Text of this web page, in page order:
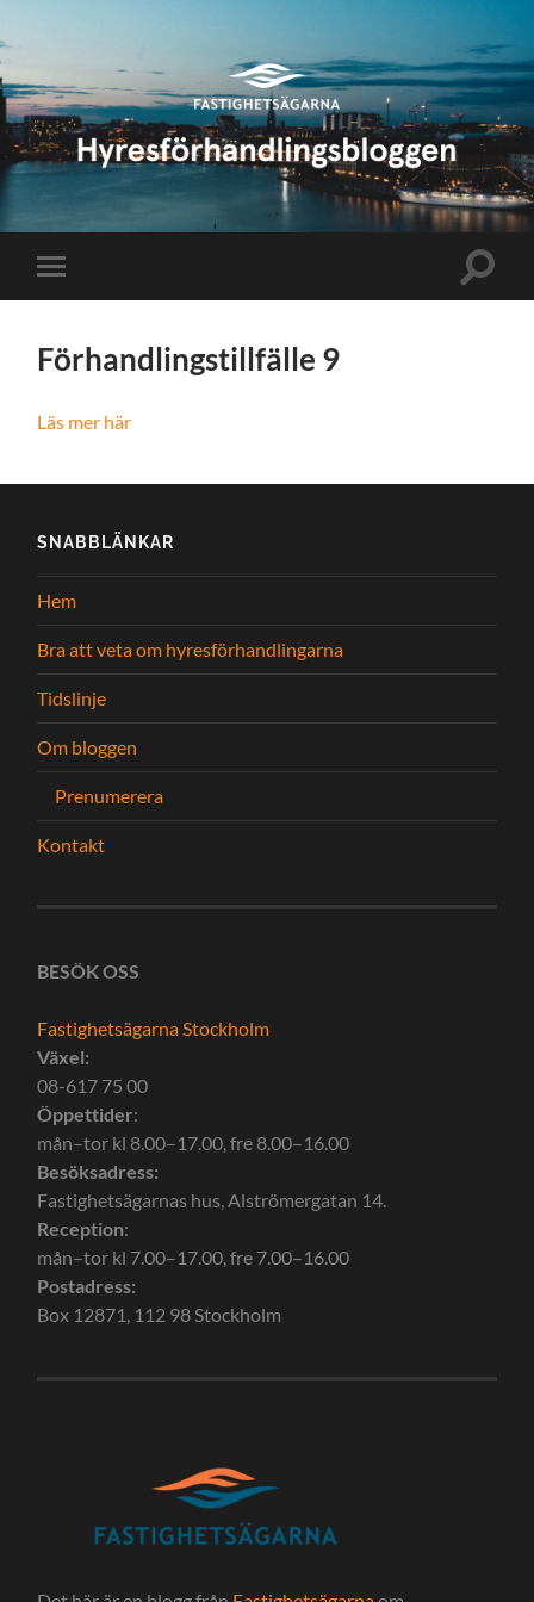
Hyresförhandlingsbloggen
Slå
på/av
Slå
Förhandlingstillfälle 9
Läs mer här
SNABBLÄNKAR
Hem
Bra att veta om hyresförhandlingarna
Tidslinje
Om bloggen
Prenumerera
Kontakt
BESÖK OSS
Fastighetsägarna Stockholm
Växel:
08-617 75 00
Öppettider:
mån–tor kl 8.00–17.00, fre 8.00–16.00
Besöksadress:
Fastighetsägarnas hus, Alströmergatan 14.
Reception:
mån–tor kl 7.00–17.00, fre 7.00–16.00
Postadress:
Box 12871, 112 98 Stockholm